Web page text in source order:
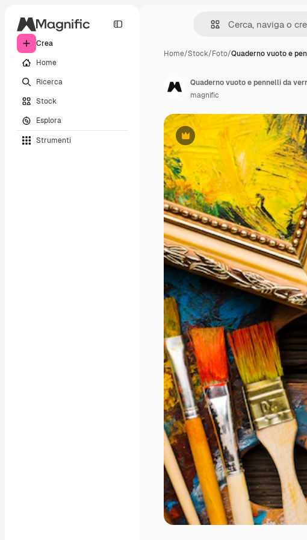
Crea
Home
Ricerca
Stock
Esplora
Strumenti
Home/Stock/Foto/Quaderno vuoto e
Premium
Quaderno vuoto e pennelli da
magnific